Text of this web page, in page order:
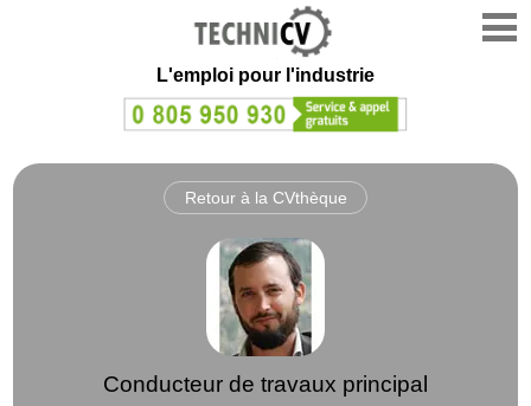
L'emploi pour l'industrie
Retour à la CVthèque
Conducteur de travaux principal